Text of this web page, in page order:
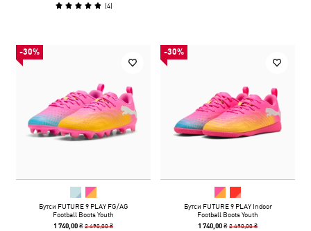
(4)
-30%
Бутси FUTURE 9 PLAY FG/AG
Football Boots Youth
1 740,00 ₴2 490,00 ₴
-30%
Бутси FUTURE 9 PLAY Indoor
Football Boots Youth
1 740,00 ₴2 490,00 ₴